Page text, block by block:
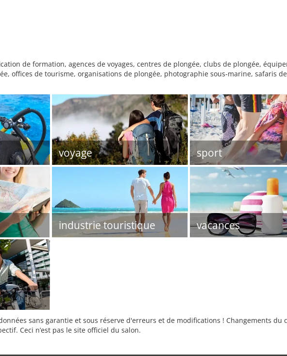
de formation, agences de voyages, centres de plongée, clubs de plongée,
offices de tourisme, organisations de plongée, photographie sous-marine, safaris
voyage sport
industrie touristique vacances
sans garantie et sous réserve d'erreurs et de modifications ! Changements
Ceci n’est pas le site officiel du salon.